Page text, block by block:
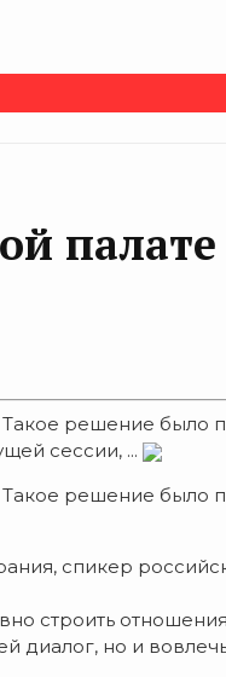
решение было
сессии, ...
решение было
спикер
строить
диалог, но и